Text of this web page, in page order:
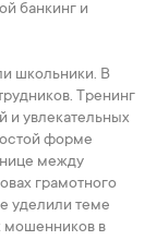
банкинг и
школьники. В
Тренинг
и увлекательных
форме
между
грамотного
уделили теме
мошенников в